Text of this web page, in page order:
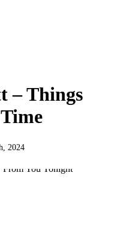
– Things
2024